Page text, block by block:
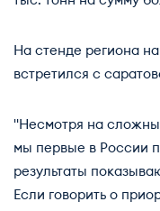
На стенде региона
встретился с
"Несмотря на
мы первые в России
результаты
Если говорить о